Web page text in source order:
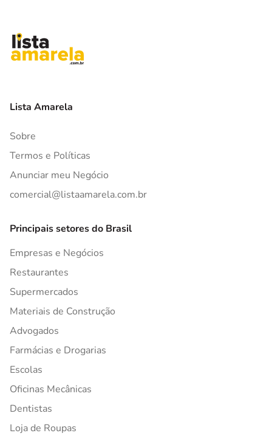
Lista Amarela
Sobre
Termos e Políticas
Anunciar meu Negócio
comercial@listaamarela.com.br
Principais setores do Brasil
Empresas e Negócios
Restaurantes
Supermercados
Materiais de Construção
Advogados
Farmácias e Drogarias
Escolas
Oficinas Mecânicas
Dentistas
Loja de Roupas